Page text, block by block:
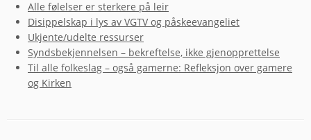
Alle følelser er sterkere på leir
Disippelskap i lys av VGTV og påskeevangeliet
Ukjente/udelte ressurser
Syndsbekjennelsen – bekreftelse, ikke gjenopprettelse
Til alle folkeslag – også gamerne: Refleksjon over gamere
og Kirken